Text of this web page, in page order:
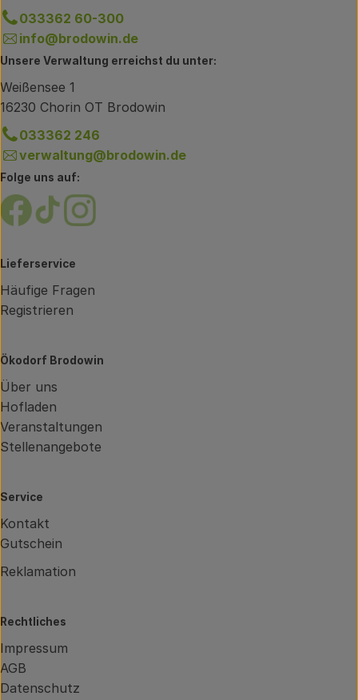
033362 60-300
info@brodowin.de
Unsere Verwaltung erreichst du unter:
Weißensee 1
16230 Chorin OT Brodowin
033362 246
verwaltung@brodowin.de
Folge uns auf:
Externer Link zu https://www.facebook.com/
Externer Link zu https://www.tiktok.com/
Externer Link zu https://
Lieferservice
Häufige Fragen
Registrieren
Ökodorf Brodowin
Über uns
Hofladen
Veranstaltungen
Stellenangebote
Service
Kontakt
Gutschein
Reklamation
Rechtliches
Impressum
AGB
Datenschutz